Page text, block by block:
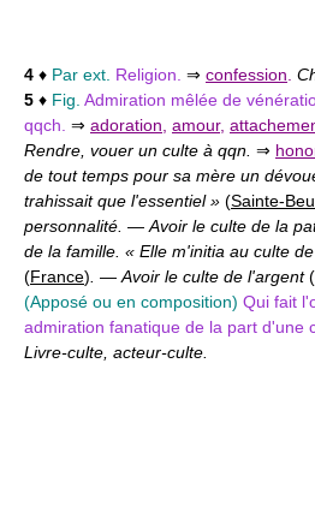
4 ♦ Par ext. Religion. ⇒ confession
5 ♦ Fig. Admiration mêlée de
qqch. ⇒ adoration amour,
Rendre, vouer un culte à qqn. ⇒
de tout temps pour sa mère un
trahissait que l'essentiel » (Sainte-
personnalité. — Avoir le culte de la
de la famille. « Elle m'initia au culte
(France) — Avoir le culte de l'argent(
(Apposé ou en composition) Qui fait
admiration fanatique de la part d'une
Livre-culte, acteur-culte.